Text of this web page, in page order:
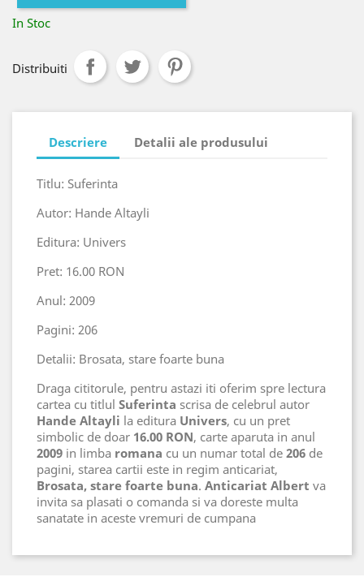
In Stoc
Distribuiti
Descriere Detalii ale produsului
Titlu: Suferinta
Autor: Hande Altayli
Editura: Univers
Pret: 16.00 RON
Anul: 2009
Pagini: 206
Detalii: Brosata, stare foarte buna
Draga cititorule, pentru astazi iti oferim spre lectura
cartea cu titlul Suferinta scrisa de celebrul autor
Hande Altayli la editura Univers, cu un pret
simbolic de doar 16.00 RON, carte aparuta in anul
2009 in limba romana cu un numar total de 206 de
pagini, starea cartii este in regim anticariat,
Brosata, stare foarte buna. Anticariat Albert va
invita sa plasati o comanda si va doreste multa
sanatate in aceste vremuri de cumpana